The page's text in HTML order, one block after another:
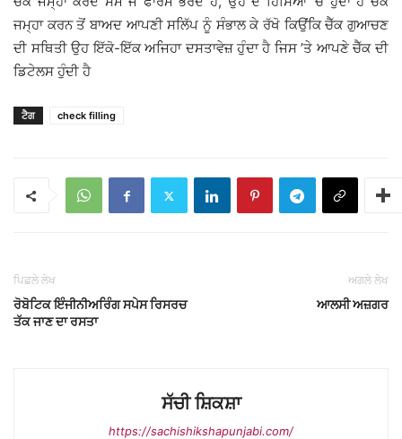
ਜਮ੍ਹਾ ਕਰਨ ਤੋਂ ਬਾਅਦ ਆਪਣੀ ਸਲਿੱਪ ਨੂੰ ਸੰਭਾਲ ਕੇ ਰੱਖੋ ਕਿਉਂਕਿ ਚੈੱਕ ਗੁਆਚਣ
ਦੀ ਸਥਿਤੀ ਉਹ ਇੱਕੋ-ਇੱਕ ਅਜਿਹਾ ਦਸਤਾਵੇਜ਼ ਹੁੰਦਾ ਹੈ ਜਿਸ ’ਤੇ ਆਪਣੇ ਚੈੱਕ ਦੀ
ਡਿਟੇਲਸ ਹੁੰਦੀ ਹੈ
ਟੈਗ check filling
ਪਿਛਲੇ ਲੇਖ
ਰੋਬੋਟਿਕ ਇੰਜੀਨੀਅਰਿੰਗ ਸਪੇਸ ਰਿਸਰਚ
ਤੱਕ ਜਾਣ ਦਾ ਰਸਤਾ
ਅਗਲੇ ਲੇਖ
ਆਲਸੀ ਅਜ਼ਗਰ
ਸੱਚੀ ਸ਼ਿਕਸ਼ਾ
https://sachishikshapunjabi.com/